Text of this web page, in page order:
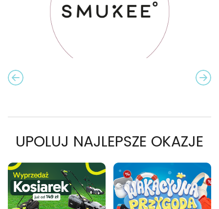
CAROUSEL NAVIGATION
PREVIOUS SLIDE
UPOLUJ NAJLEPSZE OKAZJE